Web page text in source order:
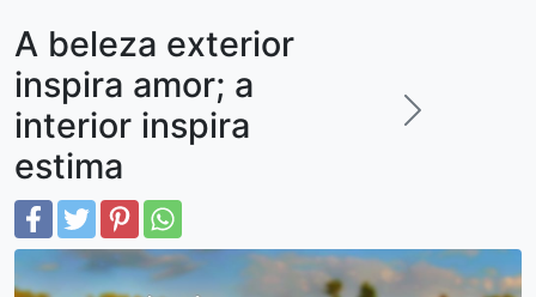
A beleza exterior
inspira amor; a
interior inspira
estima